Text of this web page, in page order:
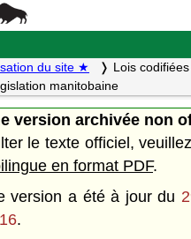
du site ★ Lois codifiées
manitobaine
version archivée non
le texte officiel,
en format PDF.
version a été à jour du
.